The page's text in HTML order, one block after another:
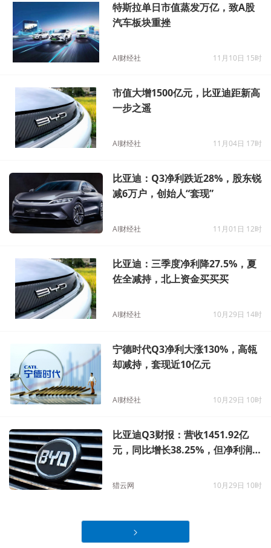
特斯拉单日市值蒸发万亿，致A股
汽车板块重挫
AI财经社 11月10日 15时
市值大增1500亿元，比亚迪距新高
一步之遥
AI财经社 11月04日 17时
比亚迪：Q3净利跌近28%，股东锐
减6万户，创始人“套现”
AI财经社 11月01日 12时
比亚迪：三季度净利降27.5%，夏
佐全减持，北上资金买买买
AI财经社 10月29日 14时
宁德时代Q3净利大涨130%，高瓴
却减持，套现近10亿元
AI财经社 10月29日 10时
比亚迪Q3财报：营收1451.92亿
元，同比增长38.25%，但净利润
猎云网 10月29日 10时